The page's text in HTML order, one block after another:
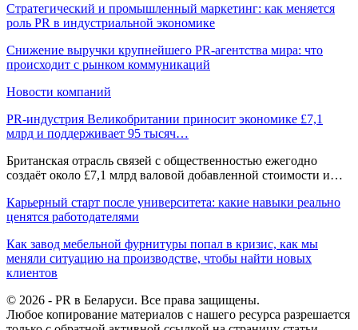
Стратегический и промышленный маркетинг: как меняется
роль PR в индустриальной экономике
Снижение выручки крупнейшего PR-агентства мира: что
происходит с рынком коммуникаций
Новости компаний
PR-индустрия Великобритании приносит экономике £7,1
млрд и поддерживает 95 тысяч…
Британская отрасль связей с общественностью ежегодно
создаёт около £7,1 млрд валовой добавленной стоимости и…
Карьерный старт после университета: какие навыки реально
ценятся работодателями
Как завод мебельной фурнитуры попал в кризис, как мы
меняли ситуацию на производстве, чтобы найти новых
клиентов
© 2026 - PR в Беларуси. Все права защищены.
Любое копирование материалов с нашего ресурса разрешается